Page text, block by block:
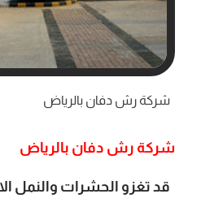
شركة رش دفان بالرياض
شركة رش دفان بالرياض
قد تغزو الحشرات والنمل